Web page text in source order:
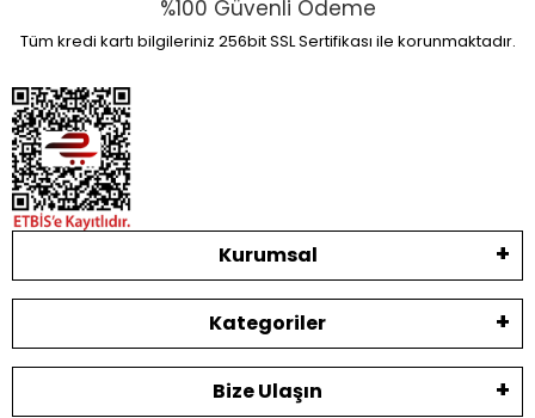
%100 Güvenli Ödeme
Tüm kredi kartı bilgileriniz 256bit SSL Sertifikası ile korunmaktadır.
Kurumsal
Kategoriler
Bize Ulaşın